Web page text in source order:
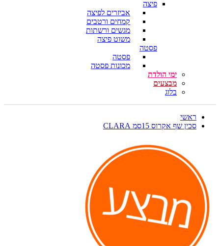
פיצה
אביזרים לפיצה
קמחים ורטבים
מגשים ורשתות
משוט פיצה
פסטה
פסטה
מכונות פסטה
ימי הולדת
מבצעים
בלוג
ראשי
סכין שף אקרוס 15סמ CLARA